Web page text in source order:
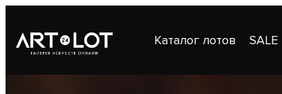
Каталог лотов SALE